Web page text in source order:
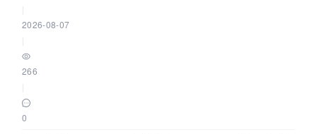
2026-08-07
266
0